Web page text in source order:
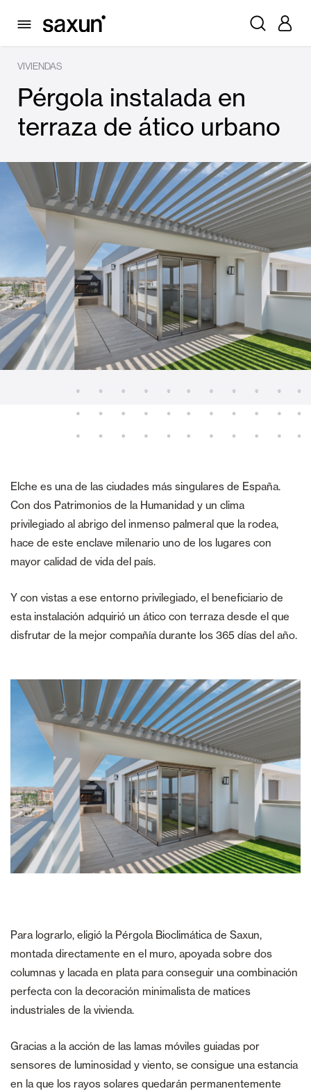
VIVIENDAS
Pérgola instalada en
terraza de ático urbano
Elche es una de las ciudades más singulares de España.
Con dos Patrimonios de la Humanidad y un clima
privilegiado al abrigo del inmenso palmeral que la rodea,
hace de este enclave milenario uno de los lugares con
mayor calidad de vida del país.
Y con vistas a ese entorno privilegiado, el beneficiario de
esta instalación adquirió un ático con terraza desde el que
disfrutar de la mejor compañía durante los 365 días del año.
Para lograrlo, eligió la Pérgola Bioclimática de Saxun,
montada directamente en el muro, apoyada sobre dos
columnas y lacada en plata para conseguir una combinación
perfecta con la decoración minimalista de matices
industriales de la vivienda.
Gracias a la acción de las lamas móviles guiadas por
sensores de luminosidad y viento, se consigue una estancia
en la que los rayos solares quedarán permanentemente